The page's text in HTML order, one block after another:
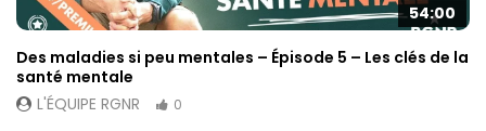
54:00
Des maladies si peu mentales – Épisode 5 – Les clés de la
santé mentale
L'ÉQUIPE RGNR
0